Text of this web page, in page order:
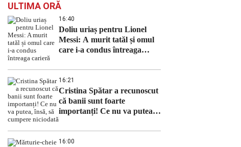
ULTIMA ORĂ
16:40
Doliu uriaș pentru Lionel
Messi: A murit tatăl și omul
care i-a condus întreaga
16:21
Cristina Spătar a recunoscut
că banii sunt foarte
importanți! Ce nu va putea,
16:00